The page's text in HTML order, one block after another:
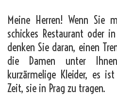
Meine Herren! Wenn Sie
schickes Restaurant oder
denken Sie daran, einen
die Damen unter
kurzärmelige Kleider, es
Zeit, sie in Prag zu tragen.